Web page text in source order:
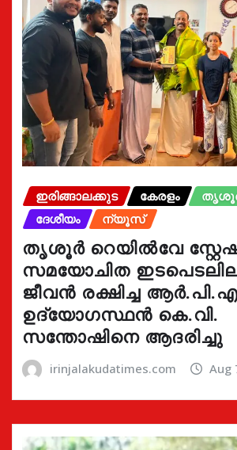
ഇരിങ്ങാലക്കുട കേരളം
ദേശീയം
ന്യൂസ്
തൃശൂർ റെയിൽവേ
സമയോചിത
ജീവൻ രക്ഷിച്ച
ഉദ്യോഗസ്ഥൻ കെ.വി.
സന്തോഷിനെ ആദരിച്ചു
irinjalakudatimes.com Aug